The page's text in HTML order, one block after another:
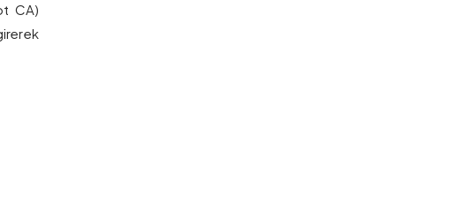
CA)